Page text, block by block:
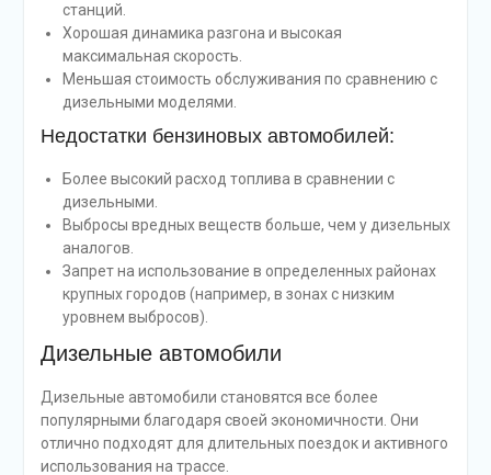
станций.
Хорошая динамика разгона и высокая
максимальная скорость.
Меньшая стоимость обслуживания по сравнению с
дизельными моделями.
Недостатки бензиновых автомобилей:
Более высокий расход топлива в сравнении с
дизельными.
Выбросы вредных веществ больше, чем у дизельных
аналогов.
Запрет на использование в определенных районах
крупных городов (например, в зонах с низким
уровнем выбросов).
Дизельные автомобили
Дизельные автомобили становятся все более
популярными благодаря своей экономичности. Они
отлично подходят для длительных поездок и активного
использования на трассе.